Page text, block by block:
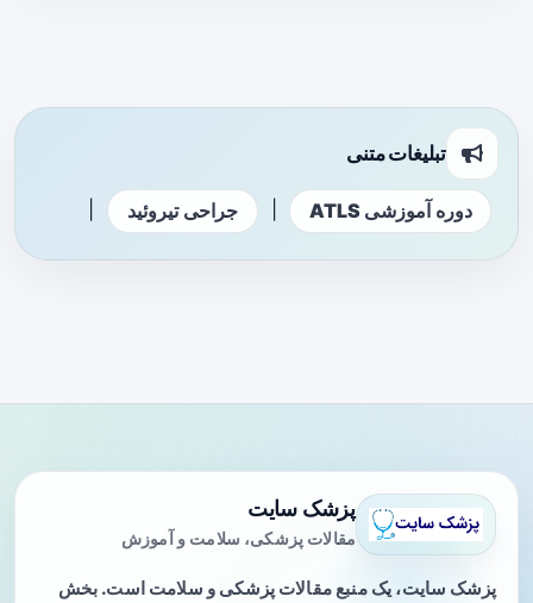
تبلیغات متنی
دوره آموزشی ATLS جراحی تیروئید
پزشک سایت
مقالات پزشکی، سلامت و آموزش
پزشک سایت، یک منبع مقالات پزشکی و سلامت است. بخش